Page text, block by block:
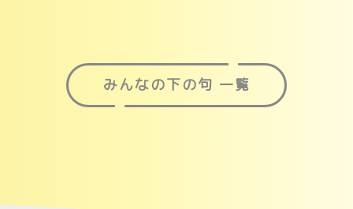
みんなの下の句 一覧